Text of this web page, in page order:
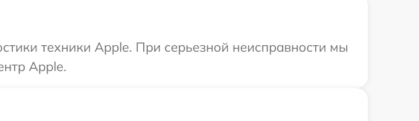
техники Apple. При серьезной неисправности мы
Apple.